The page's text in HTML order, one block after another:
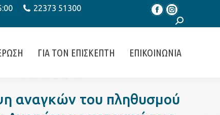
22373 51300
FacebookInstagram
Search:
ΓΙΑ ΤΟΝ ΕΠΙΣΚΕΠΤΗ ΕΠΙΚΟΙΝΩΝΙΑ
αναγκών του πληθυσμού